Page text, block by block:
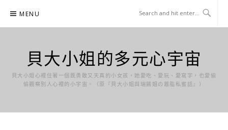
content
MENU
貝大小姐的多元心宇宙
貝大小姐心裡住著一個既勇敢又天真的小女孩，她愛吃、愛玩、愛寫字，也愛偷
偷觀察別人心裡的小宇宙。（原『貝大小姐與瑞餚姐の囂脂私蜜話』）